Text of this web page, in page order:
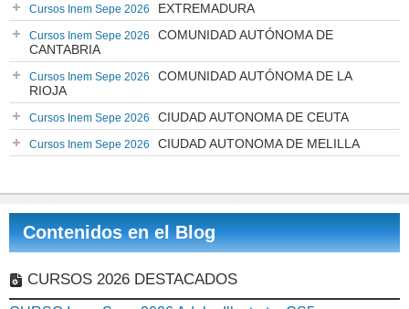
Cursos Inem Sepe 2026 EXTREMADURA
Cursos Inem Sepe 2026
COMUNIDAD AUTÓNOMA DE
CANTABRIA
Cursos Inem Sepe 2026
COMUNIDAD AUTÓNOMA DE LA
RIOJA
Cursos Inem Sepe 2026 CIUDAD AUTONOMA DE CEUTA
Cursos Inem Sepe 2026 CIUDAD AUTONOMA DE MELILLA
Contenidos en el Blog
CURSOS 2026 DESTACADOS